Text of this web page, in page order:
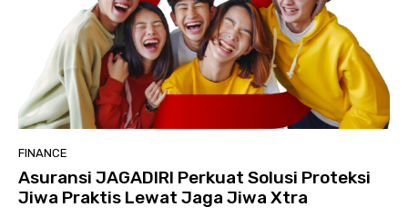
FINANCE
Asuransi JAGADIRI Perkuat Solusi Proteksi
Jiwa Praktis Lewat Jaga Jiwa Xtra